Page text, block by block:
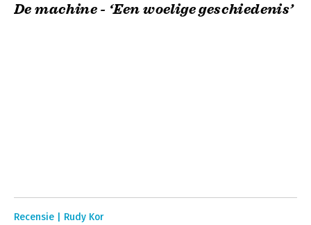
De machine - ‘Een woelige geschiedenis’
Recensie | Rudy Kor